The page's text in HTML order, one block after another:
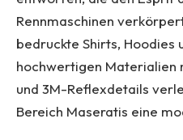
Rennmaschinen
bedruckte Shirts,
hochwertigen Materialien
und 3M-Reflexdetails
Bereich Maseratis eine